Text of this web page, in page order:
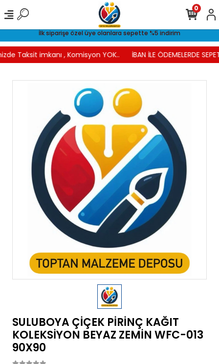
İlk siparişe özel üye olanlara sepette %5 indirim
Taksit imkanı , Komisyon YOK.. İBAN İLE ÖDEMELERDE
0
SULUBOYA ÇİÇEK PİRİNÇ KAĞIT
KOLEKSİYON BEYAZ ZEMİN WFC-013
90X90